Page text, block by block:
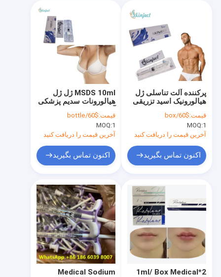
درباره ما
تور کارخانه
اخبار
درخواست نقل قول
Shopping Online
پرکننده پوستی اسید هیالورونیک
پرکننده پوستی متصل به صلیب
پرکننده پوستی تزریقی
سم بوتولینوم
MSDS 10ml ژل ژل
هیالورونات سدیم پزشکی
قیمت:$60/bottle
MOQ:1
آخرین قیمت را دریافت کنید
اکنون تماس بگیرید
پرکننده آلت تناسلی ژل
هیالورونیک اسید تزریقی
قیمت:$60/box
MOQ:1
آخرین قیمت را دریافت کنید
اکنون تماس بگیرید
Medical Sodium
2*1ml/ Box Medical